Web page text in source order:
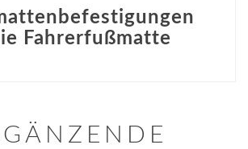
Fahrerfußmatte